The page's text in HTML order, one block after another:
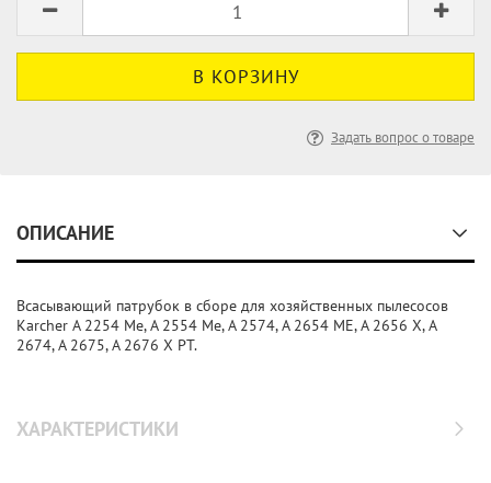
Задать вопрос о товаре
ОПИСАНИЕ
Всасывающий патрубок в сборе для хозяйственных пылесосов
Karcher A 2254 Me, A 2554 Me, A 2574, A 2654 ME, A 2656 X, A
2674, A 2675, A 2676 X PT.
ХАРАКТЕРИСТИКИ